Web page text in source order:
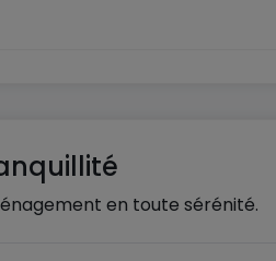
en toute sérénité.